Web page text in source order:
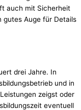
auch mit Sicherheit
gutes Auge für Details
drei Jahre. In
und in
zeigst oder
eventuell